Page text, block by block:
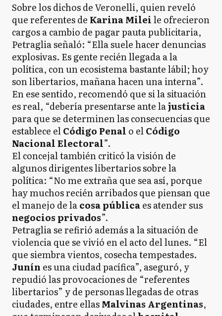
Sobre los dichos de Veronelli, quien reveló
que referentes de Karina Mileile ofrecieron
cargos a cambio de pagar pauta publicitaria,
Petraglia señaló: “Ella suele hacer denuncias
explosivas. Es gente recién llegada a la
política, con un ecosistema bastante lábil; hoy
son libertarios, mañana hacen una interna”.
En ese sentido, recomendó que si la situación
es real, “debería presentarse ante lajusticia
para que se determinen las consecuencias que
establece elCódigo Penal o elCódigo
Nacional Electoral”.
El concejal también criticó la visión de
algunos dirigentes libertarios sobre la
política: “No me extraña que sea así, porque
hay muchos recién arribados que piensan que
el manejo de lacosa públicaes atender sus
negocios privados”.
Petraglia se refirió además a la situación de
violencia que se vivió en el acto del lunes. “El
que siembra vientos, cosecha tempestades.
Junín es una ciudad pacífica”, aseguró, y
repudió las provocaciones de “referentes
libertarios” y de personas llegadas de otras
ciudades, entre ellasMalvinas Argentinas,